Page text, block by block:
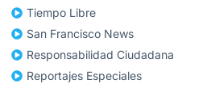
Tiempo Libre
San Francisco News
Responsabilidad Ciudadana
Reportajes Especiales